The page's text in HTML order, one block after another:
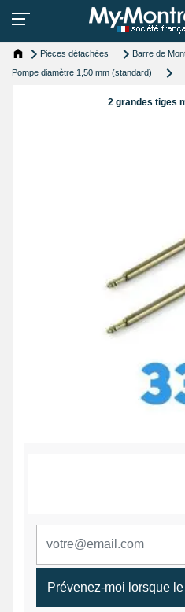
Pièces détachées Barre de
Pompe diamètre 1,50 mm (standard)
2 grandes tiges
Prévenez-moi lorsque